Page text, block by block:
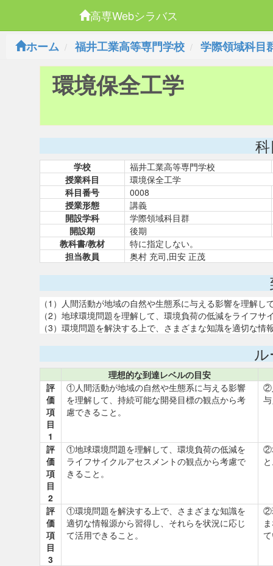
高専Webシラバス
ホーム
福井工業高等専門学校 学際領域科目
環境保全工学
学校
福井工業高等専門学校
授業科目
環境保全工学
科目番号
0008
授業形態
講義
開設学科
学際領域科目群
開設期
後期
教科書/教材
特に指定しない。
担当教員
奥村 充司,田安 正茂
（1）人間活動が地域の自然や生態系に与える影響を理解
（2）地球環境問題を理解して、環境負荷の低減をライフ
（3）環境問題を解決する上で、さまざまな知識を適切な
理想的な到達レベルの目安
評
価
項
目
1
①人間活動が地域の自然や生態系に与える影響
を理解して、持続可能な開発目標の観点から考
慮できること。
②
評
価
項
目
2
①地球環境問題を理解して、環境負荷の低減を
ライフサイクルアセスメントの観点から考慮で
きること。
②
評
価
項
目
3
①環境問題を解決する上で、さまざまな知識を
適切な情報源から習得し、それらを状況に応じ
て活用できること。
②